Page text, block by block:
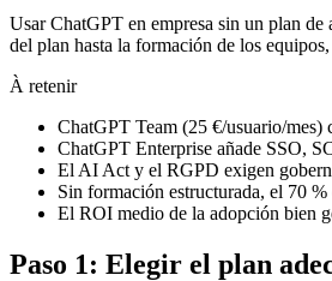
Usar ChatGPT en empresa sin un plan
del plan hasta la formación de los
À retenir
ChatGPT Team (25 €/usuario/mes)
ChatGPT Enterprise añade SSO,
El AI Act y el RGPD exigen
Sin formación estructurada, el 70
El ROI medio de la adopción bien
Paso 1: Elegir el plan